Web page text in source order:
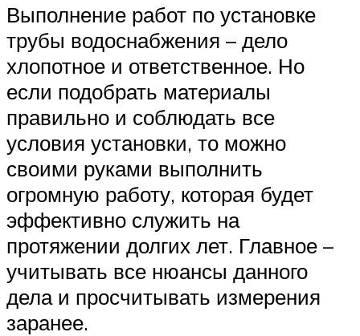
Выполнение работ по установке
трубы водоснабжения – дело
хлопотное и ответственное. Но
если подобрать материалы
правильно и соблюдать все
условия установки, то можно
своими руками выполнить
огромную работу, которая будет
эффективно служить на
протяжении долгих лет. Главное –
учитывать все нюансы данного
дела и просчитывать измерения
заранее.